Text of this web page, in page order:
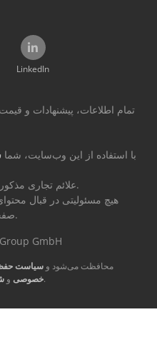
LinkedIn
تمام اطلاعات، پیشنهادات و
با استفاده از این وب‌سایت، شما
علائم تجاری مذکور متعلق به مالکان مربوطه می‌باشند.
صفحات اینترنتی خارجی لینک‌شده ندارد.
GmbH
این وب‌سایت توسط reCAPTCHA محافظت می‌شود و سیاست
خصوصی و گوگل بر آن اعمال می‌شوند.